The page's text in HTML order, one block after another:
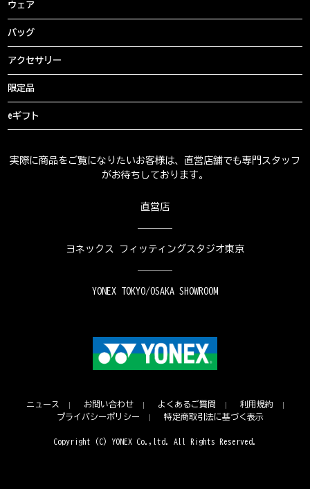
ウェア
バッグ
アクセサリー
限定品
eギフト
実際に商品をご覧になりたいお客様は、直営店舗でも専門スタッフ
がお待ちしております。
直営店
ヨネックス フィッティングスタジオ東京
YONEX TOKYO/OSAKA SHOWROOM
ニュース お問い合わせ よくあるご質問
利用規約
プライバシーポリシー
特定商取引法に基づく表示
Copyright (C) YONEX Co.,ltd. All Rights Reserved.